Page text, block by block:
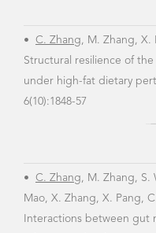
• C. Zhang, M. Zhang, X.
Structural resilience of
under high-fat dietary
6(10):1848-57
• C. Zhang, M. Zhang, S.
Mao, X. Zhang, X. Pang,
Interactions between gut